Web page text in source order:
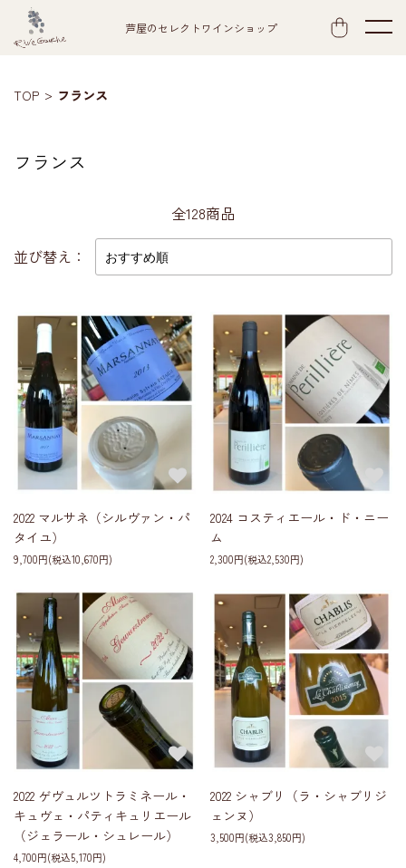
芦屋のセレクトワインショップ
TOP フランス
フランス
全128商品
並び替え：
2022 マルサネ（シルヴァン・パ
タイユ）
9,700円(税込10,670円)
2024 コスティエール・ド・ニー
ム
2,300円(税込2,530円)
2022 ゲヴュルツトラミネール・
キュヴェ・パティキュリエール
（ジェラール・シュレール）
4,700円(税込5,170円)
2022 シャブリ（ラ・シャブリジ
ェンヌ）
3,500円(税込3,850円)